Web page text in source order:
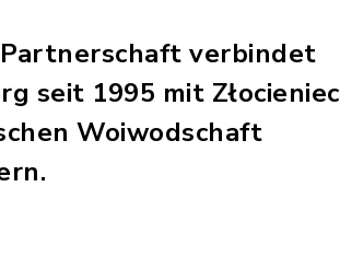
verbindet
seit 1995 mit Złocieniec
Woiwodschaft